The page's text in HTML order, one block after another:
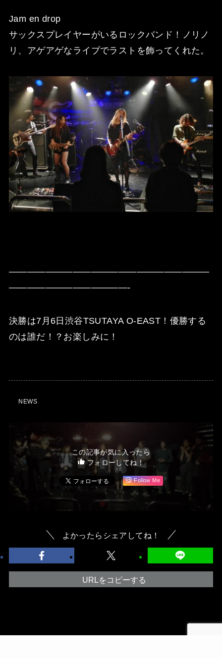
Jam en drop
サックスプレイヤーがいるロックバンド！ノリノ
リ、アゲアゲなライブでラストを飾ってくれた。
——————————————————————
—————————————-
決勝は7月6日渋谷TSUTAYA O-EAST！優勝する
のは誰だ！？お楽しみに！
NEWS
この記事が気に入ったら
フォローしてね！
Follow Me
よかったらシェアしてね！
URLをコピーする